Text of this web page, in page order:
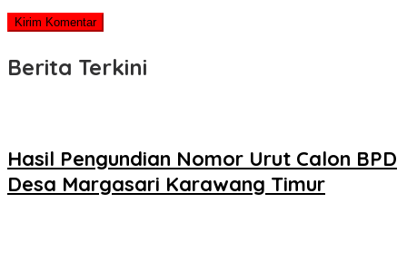
Berita Terkini
Hasil Pengundian Nomor Urut Calon BPD
Desa Margasari Karawang Timur